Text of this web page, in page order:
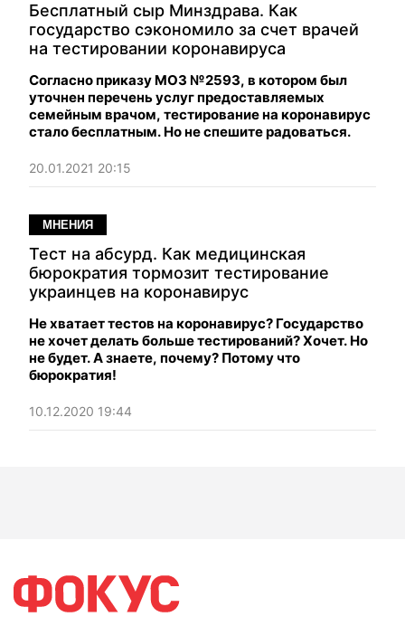
Бесплатный сыр Минздрава. Как
государство сэкономило за счет врачей
на тестировании коронавируса
Согласно приказу МОЗ №2593, в котором был
уточнен перечень услуг предоставляемых
семейным врачом, тестирование на коронавирус
стало бесплатным. Но не спешите радоваться.
20.01.2021 20:15
МНЕНИЯ
Тест на абсурд. Как медицинская
бюрократия тормозит тестирование
украинцев на коронавирус
Не хватает тестов на коронавирус? Государство
не хочет делать больше тестирований? Хочет. Но
не будет. А знаете, почему? Потому что
бюрократия!
10.12.2020 19:44